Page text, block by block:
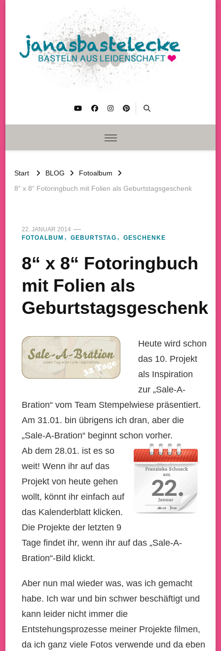
Start BLOG
Fotoalbum
8“ x 8“ Fotoringbuch mit Folien als Geburtstagsgeschenk
22. JANUAR 2014
FOTOALBUM
GEBURTSTAG GESCHENKE
8“ x 8“ Fotoringbuch
mit Folien als
Geburtstagsgeschenk
Heute wird schon
das 10. Projekt
als Inspiration
zur „Sale-A-
Bration“ vom Team Stempelwiese präsentiert.
Am 31.01. bin übrigens ich dran, aber die
„Sale-A-Bration“ beginnt schon vorher.
Ab dem 28.01. ist es so
weit! Wenn ihr auf das
Projekt von heute gehen
wollt, könnt ihr einfach auf
das Kalenderblatt klicken.
Die Projekte der letzten 9
Tage findet ihr, wenn ihr auf das „Sale-A-
Bration“-Bild klickt.
Aber nun mal wieder was, was ich gemacht
habe. Ich war und bin schwer beschäftigt und
kann leider nicht immer die
Entstehungsprozesse meiner Projekte filmen,
da ich ganz viele Fotos verwende und da eben